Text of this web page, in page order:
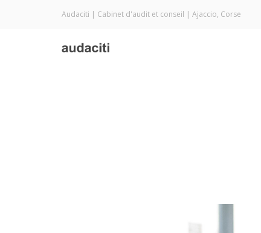
Audaciti | Cabinet d'audit et conseil | Ajaccio, Corse